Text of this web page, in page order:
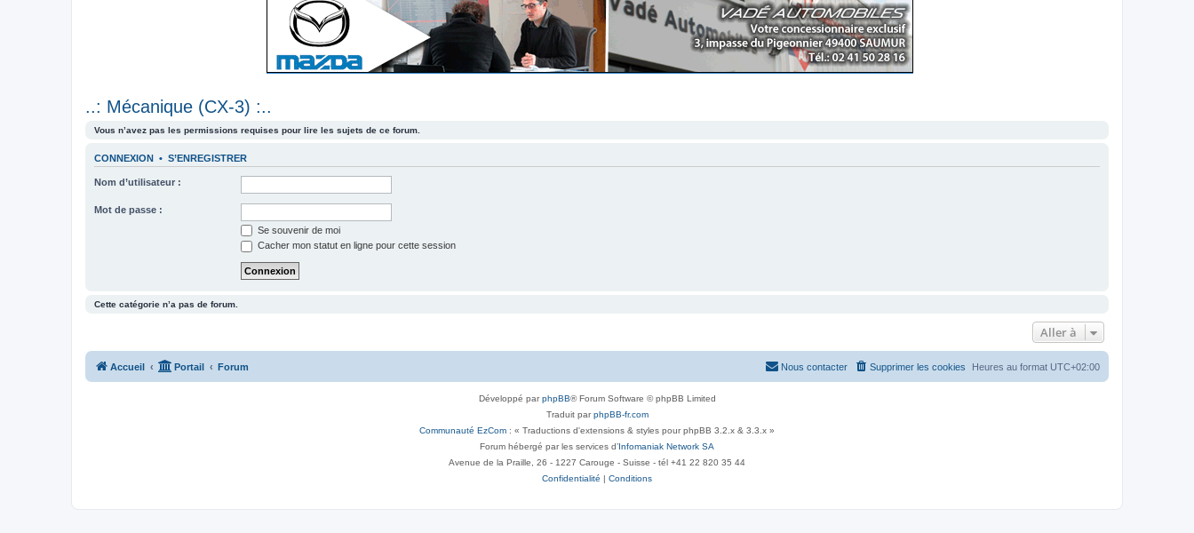
..: Mécanique (CX-3) :..
Vous n’avez pas les permissions requises pour lire les sujets de ce forum.
CONNEXION • S’ENREGISTRER
Nom d’utilisateur :
Mot de passe :
Se souvenir de moi
Cacher mon statut en ligne pour cette session
Cette catégorie n’a pas de forum.
Aller à
Accueil Portail Forum Heures au format UTC+02:00
Supprimer les cookies
Nous contacter
Développé parphpBB® Forum Software © phpBB Limited
Traduit parphpBB-fr.com
Communauté EzCom : « Traductions d'extensions & styles pour phpBB 3.2.x & 3.3.x »
Forum hébergé par les services d’Infomaniak Network SA
Avenue de la Praille, 26 - 1227 Carouge - Suisse - tél +41 22 820 35 44
Confidentialité | Conditions